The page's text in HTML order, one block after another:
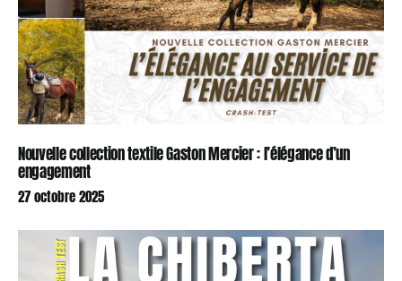
Nouvelle collection textile Gaston Mercier : l’élégance d’un
engagement
27 octobre 2025